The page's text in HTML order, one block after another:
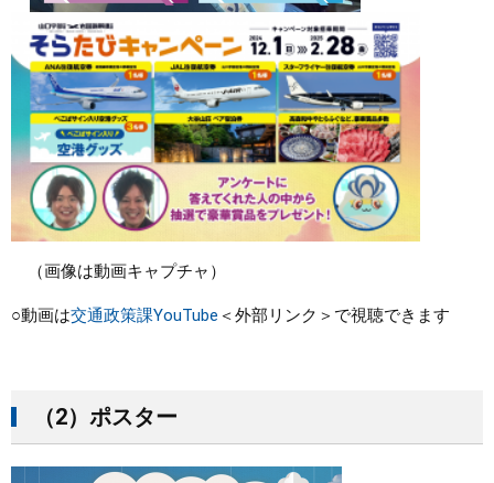
（画像は動画キャプチャ）
○動画は交通政策課YouTube ＜外部リンク＞ で視聴できます
（2）ポスター